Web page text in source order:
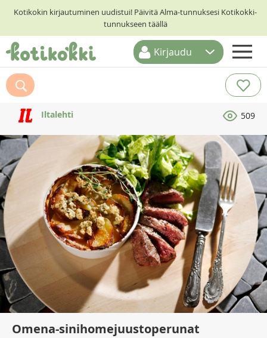
Kotikokin kirjautuminen uudistui! Päivitä Alma-tunnuksesi Kotikokki-
tunnukseen täällä
ETUSIVU
RESEPTIHAKU
RUOKATEEMAT
KESKUSTELUT
KOTIKOKIT
Kirjaudu
Iltalehti 509
Omena-sinihomejuustoperunat